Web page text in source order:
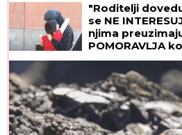
"Roditelji
se NE
njima
POMORAVLJA
MAJKA! Veruje
ČUVA - priča